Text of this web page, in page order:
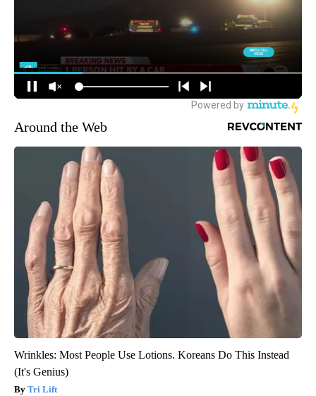
Around the Web
Wrinkles: Most People Use Lotions. Koreans Do This Instead
(It's Genius)
Tri Lift